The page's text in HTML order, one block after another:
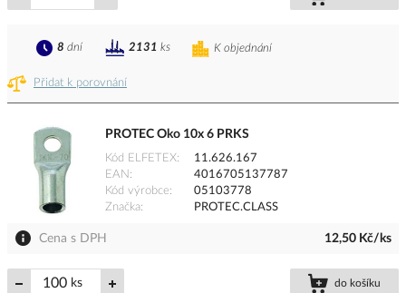
Přidat k porovnání
K objednání
8 dní 2131 ks
PROTEC Oko 10x 6 PRKS
Kód ELFETEX
11.626.167
EAN
4016705137787
Kód výrobce
05103778
Značka
PROTEC.CLASS
Cena s DPH 12,50 Kč/ks
ks do košíku